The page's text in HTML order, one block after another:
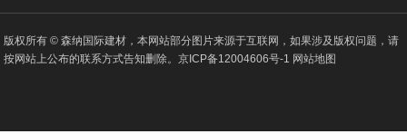
版权所有 © 森纳国际建材，本网站部分图片来源于互联网，如果涉及版权问题，请
按网站上公布的联系方式告知删除。京ICP备12004606号-1 网站地图